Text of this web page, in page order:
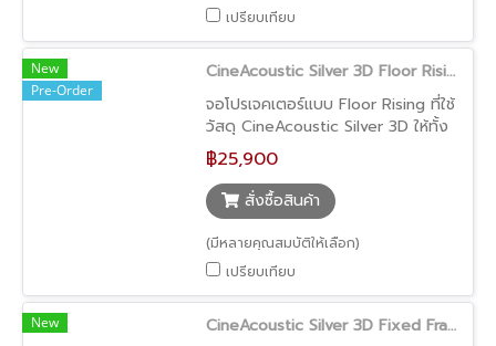
เปรียบเทียบ
New
Pre-Order
CineAcoustic Silver 3D Floor Rising Screen (จอโปรเจคเตอร์ทะลุเสียง เลื่อนขึ้นจากพื้น ภาพสว่าง รองรับ 3D)
จอโปรเจคเตอร์แบบ Floor Rising ที่ใช้
วัสดุ CineAcoustic Silver 3D ให้ทั้ง
ความสามารถในการทะลุเสียงและเพิ่ม
ความสว่างของภาพ เหมาะสำหรับการดู
หนัง 3D หรือคอนเทนต์ที่ต้องการ
ความสว่างสูง ตัวจอสามารถเลื่อนขึ้น
จากพื้นและซ่อนเก็บได้อย่างลงตัว
฿25,900
สั่งซื้อสินค้า
(มีหลายคุณสมบัติให้เลือก)
เปรียบเทียบ
New
CineAcoustic Silver 3D Fixed Frame Screen (จอโปรเจคเตอร์ทะลุเสียง ภาพสว่าง รองรับ 3D ขอบบางเพียง 1 ซม.)